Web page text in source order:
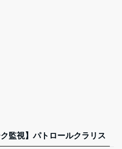
監視】パトロールクラリス